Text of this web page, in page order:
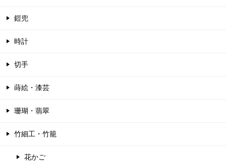
鎧兜
時計
切手
蒔絵・漆芸
珊瑚・翡翠
竹細工・竹籠
花かご